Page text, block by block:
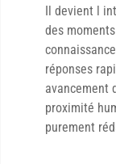
Il devient l
des
réponses
avancement
proximité
purement